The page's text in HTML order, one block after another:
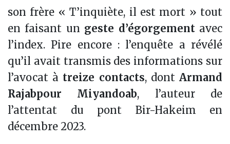
son frère « T’inquiète, il est mort » tout
en faisant un geste d’égorgementavec
l’index. Pire encore : l’enquête a révélé
qu’il avait transmis des informations sur
l’avocat à treize contacts, dontArmand
Rajabpour Miyandoab, l’auteur de
l’attentat du pont Bir-Hakeim en
décembre 2023.